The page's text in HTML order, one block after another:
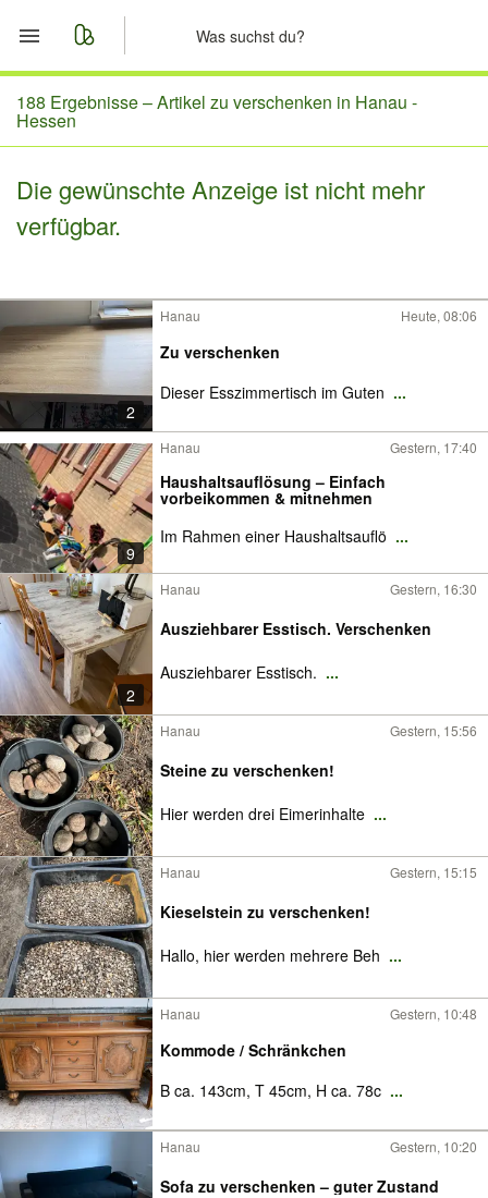
Start
Merkliste
Nachrichten
188 Ergebnisse –Artikel zu verschenken in Hanau -
Hessen
Die gewünschte Anzeige ist nicht mehr
verfügbar.
2
Hanau Heute, 08:06
Zu verschenken
Dieser Esszimmertisch im Guten ...
9
Hanau Gestern, 17:40
Haushaltsauflösung – Einfach
vorbeikommen & mitnehmen
Im Rahmen einer Haushaltsauflö ...
2
Hanau Gestern, 16:30
Ausziehbarer Esstisch. Verschenken
Ausziehbarer Esstisch. ...
Hanau Gestern, 15:56
Steine zu verschenken!
Hier werden drei Eimerinhalte ...
Hanau Gestern, 15:15
Kieselstein zu verschenken!
Hallo, hier werden mehrere Beh ...
Hanau Gestern, 10:48
Kommode / Schränkchen
B ca. 143cm, T 45cm, H ca. 78c ...
Hanau Gestern, 10:20
Sofa zu verschenken – guter Zustand